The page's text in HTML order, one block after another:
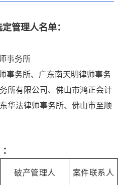
管理人名单：
事务所
事务所、广东南天明律师事务
所有限公司、佛山市鸿正会计
华法律师事务所、佛山市至顺
破产管理人 案件联系人